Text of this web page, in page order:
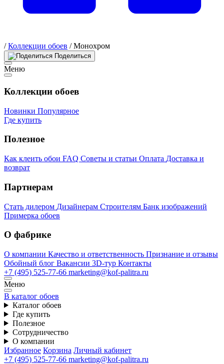
/Коллекции обоев /Монохром
Поделиться
Меню
Коллекции обоев
Новинки Популярное
Где купить
Полезное
Как клеить обои FAQ Советы и статьи Оплата Доставка и
возврат
Партнерам
Стать дилером Дизайнерам Строителям Банк изображений
Примерка обоев
О фабрике
О компании Качество и ответственность Признание и отзывы
Обойный блог Вакансии 3D-тур Контакты
+7 (495) 525-77-66 marketing@kof-palitra.ru
Меню
В каталог обоев
Каталог обоев
Где купить
Полезное
Сотрудничество
О компании
Избранное Корзина Личный кабинет
+7 (495) 525-77-66 marketing@kof-palitra.ru